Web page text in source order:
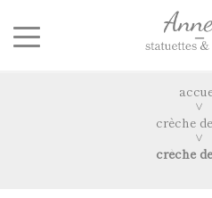
crèche
crèche